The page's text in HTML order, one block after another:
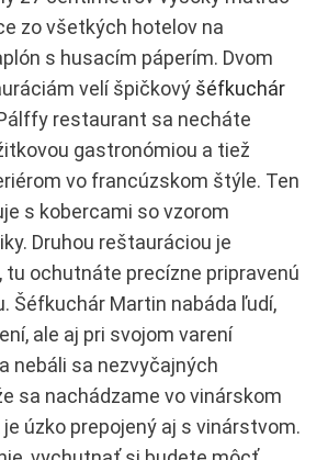
zo všetkých hotelov na
s husacím páperím. Dvom
velí špičkový šéfkuchár
restaurant sa necháte
gastronómiou a tiež
vo francúzskom štýle. Ten
s kobercami so vzorom
Druhou reštauráciou je
tu ochutnáte precízne pripravenú
Šéfkuchár Martin nabáda ľudí,
ale aj pri svojom varení
nebáli sa nezvyčajných
sa nachádzame vo vinárskom
úzko prepojený aj s vinárstvom.